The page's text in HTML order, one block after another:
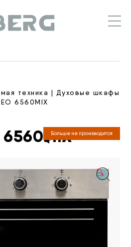
техника | Духовые шкафы
6560MIX
Больше не производится
🔍